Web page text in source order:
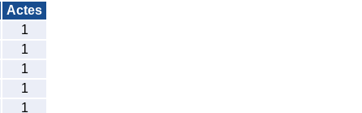
Actes
1
1
1
1
1